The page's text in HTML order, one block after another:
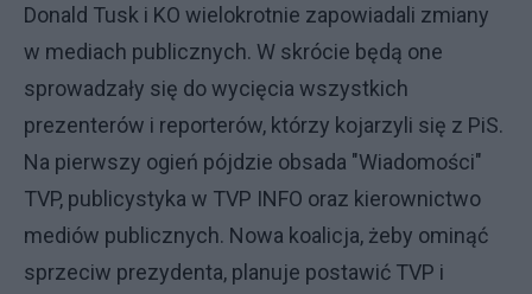
Donald Tusk i KO wielokrotnie zapowiadali zmiany
w mediach publicznych. W skrócie będą one
sprowadzały się do wycięcia wszystkich
prezenterów i reporterów, którzy kojarzyli się z PiS.
Na pierwszy ogień pójdzie obsada "Wiadomości"
TVP, publicystyka w TVP INFO oraz kierownictwo
mediów publicznych. Nowa koalicja, żeby ominąć
sprzeciw prezydenta, planuje postawić TVP i